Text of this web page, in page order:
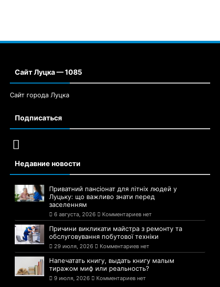
Сайт Луцка — 1085
Сайт города Луцка
Подписаться
Недавние новости
Приватний пансіонат для літніх людей у
Луцьку: що важливо знати перед
заселенням
6 августа, 2026 Комментариев нет
Причини викликати майстра з ремонту та
обслуговування побутової техніки
29 июля, 2026 Комментариев нет
Напечатать книгу, выдать книгу малым
тиражом миф или реальность?
9 июля, 2026 Комментариев нет